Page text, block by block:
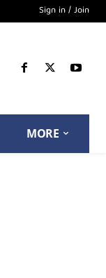
Sign in / Join
MORE